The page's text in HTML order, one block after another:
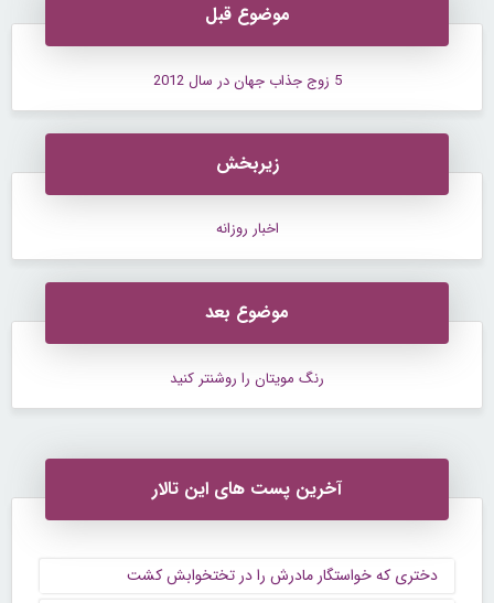
موضوع قبل
5 زوج جذاب جهان در سال 2012
زیربخش
اخبار روزانه
موضوع بعد
رنگ مویتان را روشنتر کنید
آخرین پست های این تالار
دختری که خواستگار مادرش را در تختخوابش کشت